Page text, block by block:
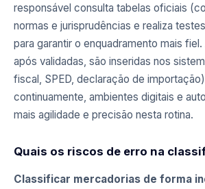
responsável consulta tabelas oficiais
normas e jurisprudências e realiza
para garantir o enquadramento mais
após validadas, são inseridas nos
fiscal, SPED, declaração de
continuamente, ambientes digitais e
mais agilidade e precisão nesta rotina.
Quais os riscos de erro na
Classificar mercadorias de forma